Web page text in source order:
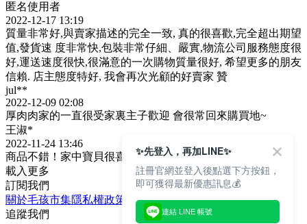
匿名使用者
2022-12-17 13:19
質量非常好,與賣家描述的完全一致, 真的很喜歡,完全超出期望
值,發貨速 度非常快,包裝非常仔細、嚴實,物流公司服務態度很
好,運送速度很快,很滿意的一次購物質量很好, 希望更多的朋友
信賴. 店主態度特好, 我會再次光顧的好賣家 贊
jul**
2022-12-09 02:08
厚肉肉家的一直很受家裏主子歡迎 會很常回來購買地~
王淑*
2022-11-24 13:46
商品不錯！家中寶貝很喜歡～
載入更多
訂閱我們
關於毛孩市集隱私權政策
文章
追蹤我們
✨先登入，再加LINE✨
註冊官網並登入後點選下方按鈕，
即可獲得最新優惠訊息💰
連結 LINE 帳號